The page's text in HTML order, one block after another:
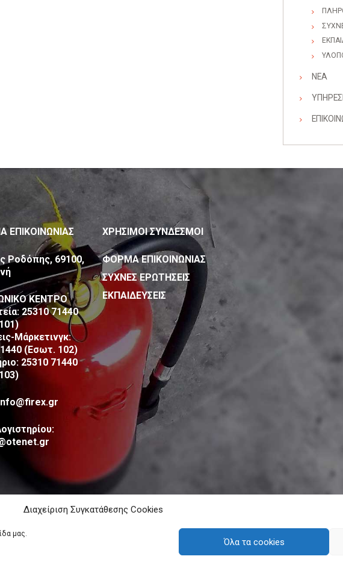
Διαχείριση Συγκατάθεσης Cookies
μας.
Όλα τα cookies
ΝΕΑ
ΕΠΙΚΟΙΝΩΝΙΑΣ
Ροδόπης, 69100,
ΚΕΝΤΡΟ
25310 71440
Μάρκετινγκ:
(Εσωτ. 102)
25310 71440
ΧΡΗΣΙΜΟΙ ΣΥΝΔΕΣΜΟΙ
ΦΟΡΜΑ ΕΠΙΚΟΙΝΩΝΙΑΣ
ΣΥΧΝΕΣ ΕΡΩΤΗΣΕΙΣ
ΕΚΠΑΙΔΕΥΣΕΙΣ
Θράκη - Πυρασφάλεια - Πυροπροστασία © 2020. Πολιτική Cookies